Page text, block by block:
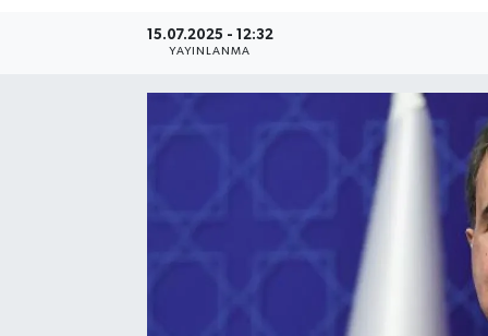
15.07.2025 - 12:32
YAYINLANMA
Resmi Reklam
Röportajlar